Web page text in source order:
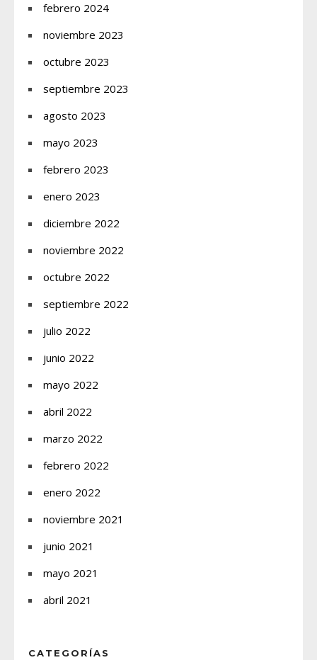
febrero 2024
noviembre 2023
octubre 2023
septiembre 2023
agosto 2023
mayo 2023
febrero 2023
enero 2023
diciembre 2022
noviembre 2022
octubre 2022
septiembre 2022
julio 2022
junio 2022
mayo 2022
abril 2022
marzo 2022
febrero 2022
enero 2022
noviembre 2021
junio 2021
mayo 2021
abril 2021
CATEGORÍAS